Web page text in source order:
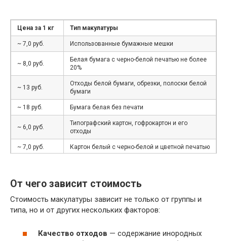
Цена за 1 кг Тип макулатуры
~ 7,0 руб. Использованные бумажные мешки
~ 8,0 руб.
Белая бумага с черно-белой печатью не более
20%
~ 13 руб.
Отходы белой бумаги, обрезки, полоски белой
бумаги
~ 18 руб. Бумага белая без печати
~ 6,0 руб.
Типографский картон, гофрокартон и его
отходы
~ 7,0 руб. Картон белый с черно-белой и цветной печатью
~ 5,5 руб.
использования газет и газетной бумаги
~ 3 руб. Бумажные гильзы, шпули, втулки
От чего зависит стоимость
Стоимость макулатуры зависит не только от группы и
типа, но и от других нескольких факторов:
Качество отходов — содержание инородных